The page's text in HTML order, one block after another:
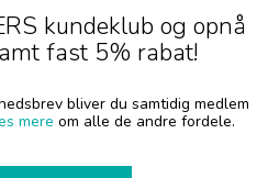
kundeklub og opnå
fast 5% rabat!
bliver du samtidig medlem
mere om alle de andre fordele.